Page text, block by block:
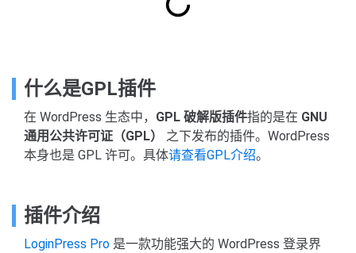
什么是GPL插件
在 WordPress 生态中， GPL 破解版插件指的是在 GNU
通用公共许可证（GPL）
之下发布的插件。WordPress
本身也是 GPL 许可。具体请查看GPL介绍。
插件介绍
LoginPress Pro 是一款功能强大的 WordPress 登录界